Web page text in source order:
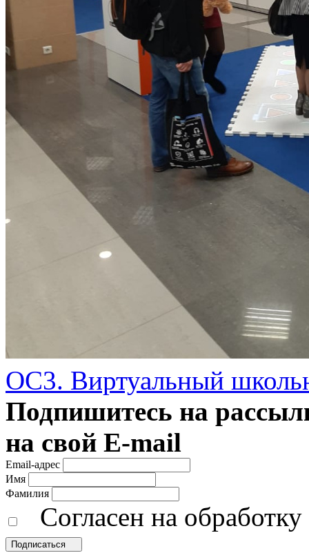
ОС3. Виртуальный
Подпишитесь на
на свой E-mail
Email-адрес
Имя
Фамилия
Согласен на
Подписаться